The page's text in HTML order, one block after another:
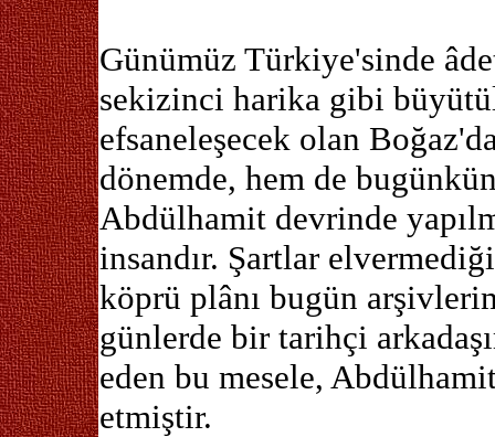
Günümüz Türkiye'sinde
sekizinci harika gibi
efsaneleşecek olan
dönemde, hem de
Abdülhamit devrinde
insandır. Şartlar
köprü plânı bugün
günlerde bir tarihçi
eden bu mesele,
etmiştir.